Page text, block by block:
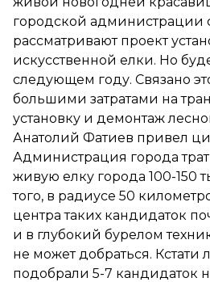
городской администрации
рассматривают проект
искусственной елки. Но
следующем году. Связано
большими затратами на
установку и демонтаж
Анатолий Фатиев привел
Администрация города
живую елку города 100-150
того, в радиусе 50
центра таких кандидаток
и в глубокий бурелом
не может добраться. Кстати
подобрали 5-7 кандидаток